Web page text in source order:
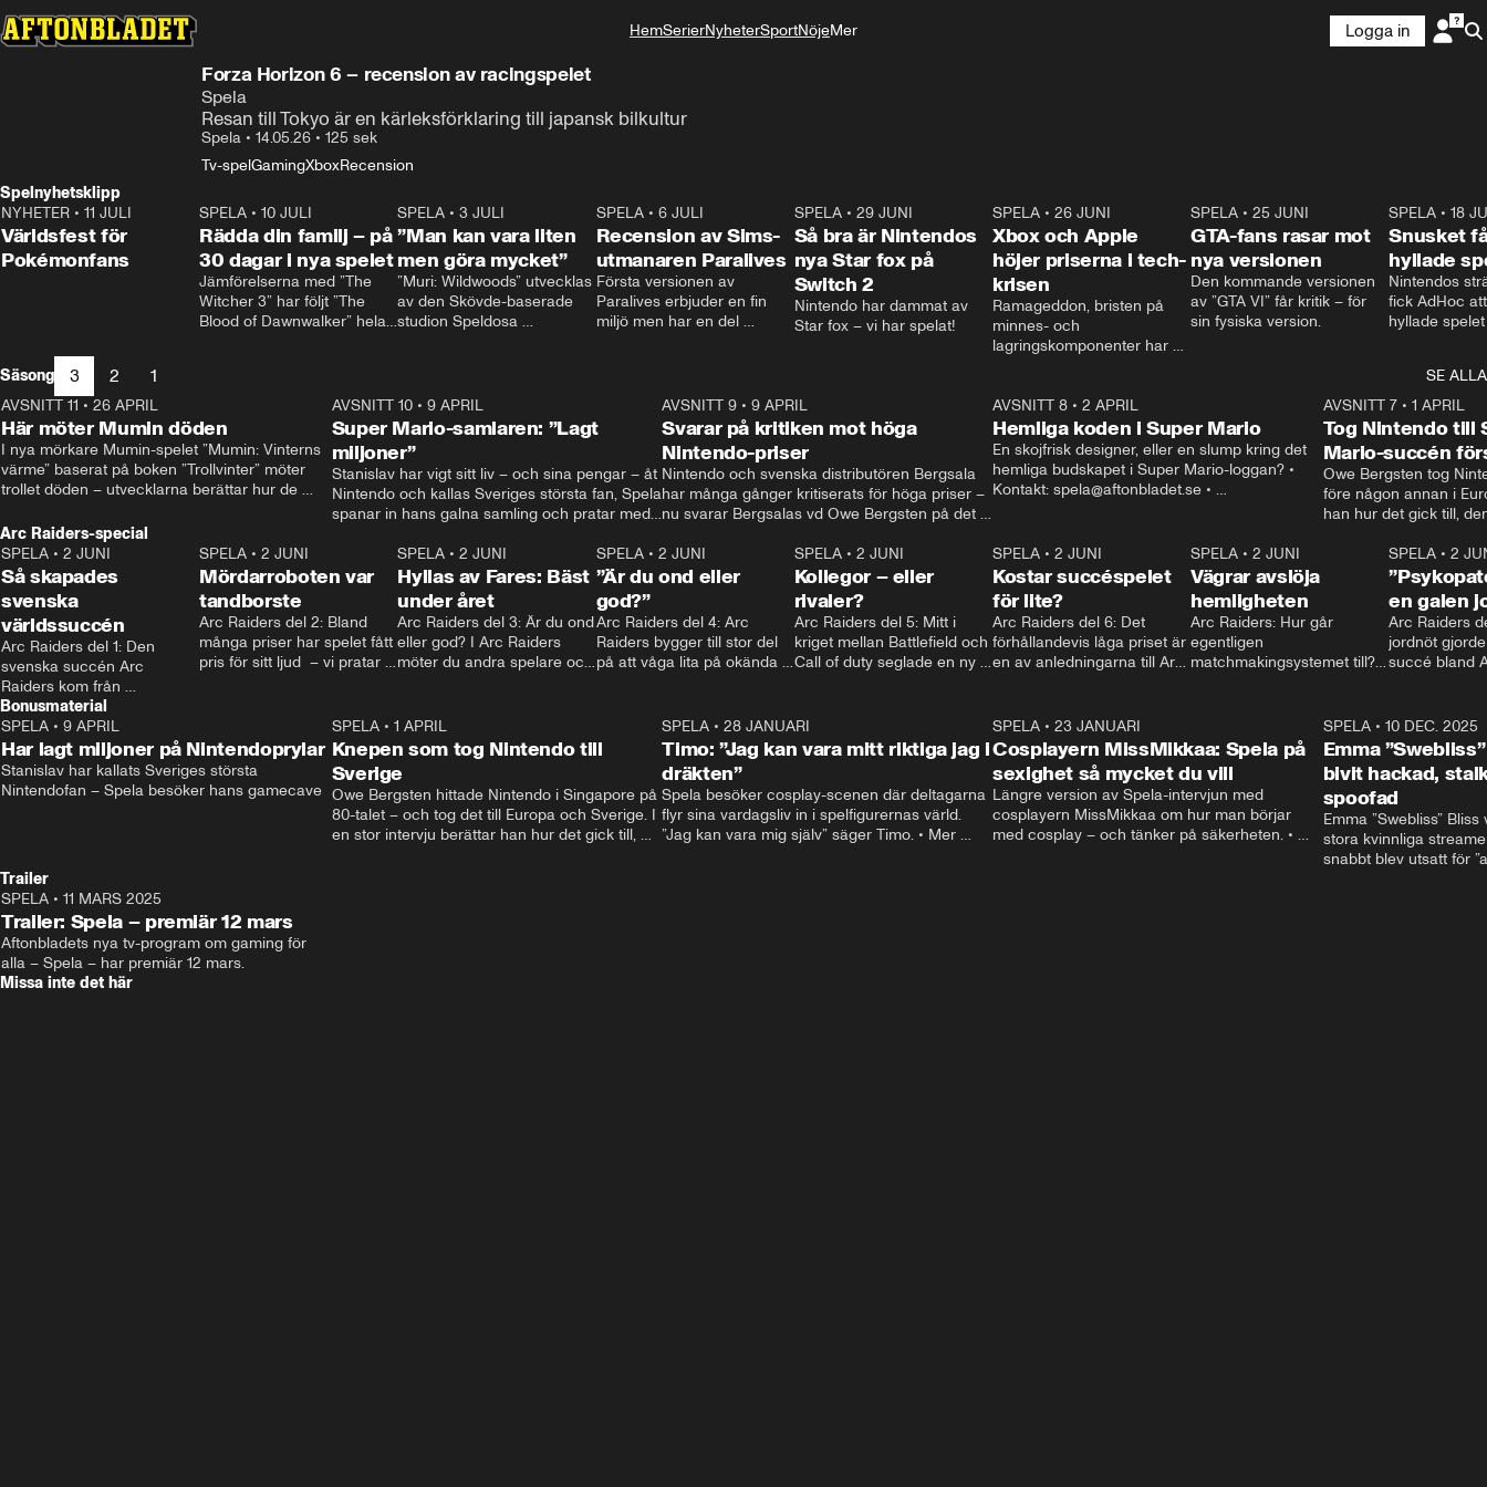
HemSerierNyheterSportNöjeMer
Logga in
Forza Horizon 6 – recension av racingspelet
Spela
Resan till Tokyo är en kärleksförklaring till japansk bilkultur
Spela • 14.05.26 • 125 sek
Tv-spelGamingXboxRecension
Spelnyhetsklipp
0:58
NYHETER • 11 JULI
Världsfest för
Pokémonfans
1:54
SPELA •10 JULI
Rädda din familj – på
30 dagar i nya spelet
Jämförelserna med ”The
Witcher 3” har följt ”The
Blood of Dawnwalker” hela
– Redan från början förstod
vi att vi behövde vår egen
identitet, säger han.
SPELA •3 JULI
”Man kan vara liten
men göra mycket”
”Muri: Wildwoods” utvecklas
av den Skövde-baserade
studion Speldosa
mus som åker till en
förorenad ö för att tvätta
rent den och rädda de
gulliga varelserna som bor
där.
SPELA• 6 JULI
Recension av Sims-
utmanaren Paralives
Första versionen av
Paralives erbjuder en fin
miljö men har en del
SPELA• 29 JUNI
Så bra är Nintendos
nya Star fox på
Switch 2
Nintendo har dammat av
Star fox – vi har spelat!
1:05
SPELA• 26 JUNI
Xbox och Apple
höjer priserna i tech-
krisen
Ramageddon, bristen på
minnes- och
lagringskomponenter har
Playstation och Switch 2.
Nu höjer Microsoft priset på
Xbox och Apple på Ipad och
Macbook.
1:20
SPELA •25 JUNI
GTA-fans rasar mot
nya versionen
Den kommande versionen
av ”GTA VI” får kritik – för
sin fysiska version.
SPELA •18
Snusket
hyllade
Nintendos
fick AdHoc
hyllade
som tar bort
rutorna.
Säsong 3 2 1
SE ALLA
AVSNITT 11 • 26 APRIL
Här möter Mumin döden
I nya mörkare Mumin-spelet ”Mumin: Vinterns
värme” baserat på boken ”Trollvinter” möter
trollet döden – utvecklarna berättar hur de
spela.aftonbladet.se • Kontakt:
spela@aftonbladet.se
1:43
AVSNITT 10• 9 APRIL
Super Mario-samlaren: ”Lagt
miljoner”
Stanislav har vigt sitt liv – och sina pengar – åt
Nintendo och kallas Sveriges största fan, Spela
spanar in hans galna samling och pratar med
kropp. • Kontakt: spela@aftonbladet.se • Mer:
spela.aftonbladet.se
AVSNITT 9 •9 APRIL
Svarar på kritiken mot höga
Nintendo-priser
Nintendo och svenska distributören Bergsala
har många gånger kritiserats för höga priser –
nu svarar Bergsalas vd Owe Bergsten på det
mycket. • Kontakt: spela@aftonbladet.se •
Mer:spela.aftonbladet.se
AVSNITT 8• 2 APRIL
Hemliga koden i Super Mario
En skojfrisk designer, eller en slump kring det
hemliga budskapet i Super Mario-loggan? •
Kontakt: spela@aftonbladet.se •
AVSNITT 7• 1 APRIL
Tog Nintendo till
Mario-succén
Owe Bergsten tog
före någon annan i
han hur det gick till,
succéspelet. •
Mer:
Arc Raiders-special
2:12
SPELA • 2 JUNI
Så skapades
svenska
världssuccén
Arc Raiders del 1: Den
svenska succén Arc
Raiders kom från
ingenstans och gjorde
braksuccé – men vad är
egentligen förklaringen
bakom?
1:50
SPELA •2 JUNI
Mördarroboten var
tandborste
Arc Raiders del 2: Bland
många priser har spelet fått
pris för sitt ljud  – vi pratar
SPELA •2 JUNI
Hyllas av Fares: Bäst
under året
Arc Raiders del 3: Är du ond
eller god? I Arc Raiders
möter du andra spelare och
SPELA• 2 JUNI
”Är du ond eller
god?”
Arc Raiders del 4: Arc
Raiders bygger till stor del
på att våga lita på okända
SPELA• 2 JUNI
Kollegor – eller
rivaler?
Arc Raiders del 5: Mitt i
kriget mellan Battlefield och
Call of duty seglade en ny
BF-bossen om
konkurrensen?
2:15
SPELA• 2 JUNI
Kostar succéspelet
för lite?
Arc Raiders del 6: Det
förhållandevis låga priset är
en av anledningarna till Arc
2:14
SPELA •2 JUNI
Vägrar avslöja
hemligheten
Arc Raiders: Hur går
egentligen
matchmakingsystemet till?
med utvecklarna och
spekulerar själva.
SPELA •2
en galen
Arc Raiders
jordnöt
succé bland
Bonusmaterial
SPELA • 9 APRIL
Har lagt miljoner på Nintendoprylar
Stanislav har kallats Sveriges största
Nintendofan – Spela besöker hans gamecave
28:48
SPELA• 1 APRIL
Knepen som tog Nintendo till
Sverige
Owe Bergsten hittade Nintendo i Singapore på
80-talet – och tog det till Europa och Sverige. I
en stor intervju berättar han hur det gick till,
SPELA •28 JANUARI
Timo: ”Jag kan vara mitt riktiga jag i
dräkten”
Spela besöker cosplay-scenen där deltagarna
flyr sina vardagsliv in i spelfigurernas värld.
”Jag kan vara mig själv” säger Timo. • Mer
SPELA• 23 JANUARI
Cosplayern MissMikkaa: Spela på
sexighet så mycket du vill
Längre version av Spela-intervjun med
cosplayern MissMikkaa om hur man börjar
med cosplay – och tänker på säkerheten. •
SPELA• 10 DEC. 2025
Emma
bivit hackad,
spoofad
Emma ”Swebliss”
stora kvinnliga
snabbt blev utsatt för
Trailer
SPELA • 11 MARS 2025
Trailer: Spela – premiär 12 mars
Aftonbladets nya tv-program om gaming för
alla – Spela – har premiär 12 mars.
Missa inte det här